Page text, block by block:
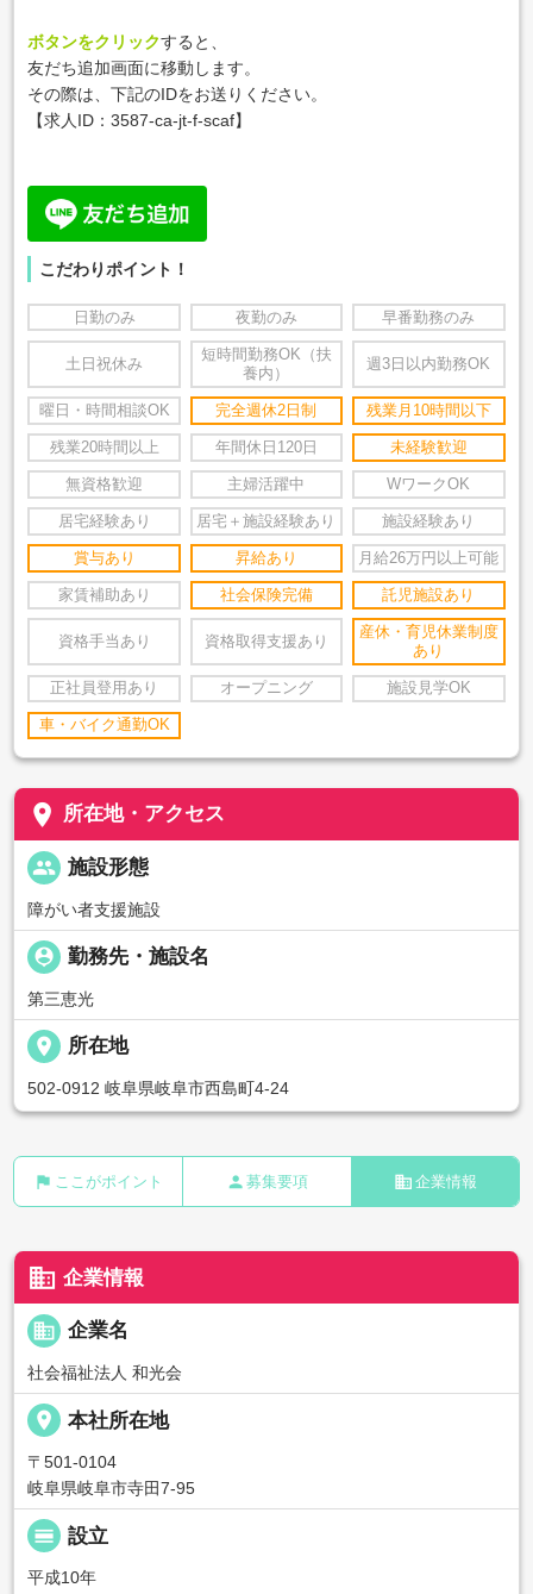
ボタンをクリックすると、
友だち追加画面に移動します。
その際は、下記のIDをお送りください。
【求人ID：3587-ca-jt-f-scaf】
こだわりポイント！
日勤のみ 夜勤のみ 早番勤務のみ
土日祝休み
短時間勤務OK（扶
養内）
週3日以内勤務OK
曜日・時間相談OK 完全週休2日制 残業月10時間以下
残業20時間以上 年間休日120日 未経験歓迎
無資格歓迎 主婦活躍中 WワークOK
居宅経験あり 居宅＋施設経験あり 施設経験あり
賞与あり 昇給あり 月給26万円以上可能
家賃補助あり 社会保険完備 託児施設あり
資格手当あり 資格取得支援あり
産休・育児休業制度
あり
正社員登用あり オープニング 施設見学OK
車・バイク通勤OK
place 所在地・アクセス
people 施設形態
障がい者支援施設
person_pin 勤務先・施設名
第三恵光
place 所在地
502-0912 岐阜県岐阜市西島町4-24
flag ここがポイント person 募集要項 business 企業情報
business 企業情報
business 企業名
社会福祉法人 和光会
place 本社所在地
〒501-0104
岐阜県岐阜市寺田7-95
calendar_view_day 設立
平成10年